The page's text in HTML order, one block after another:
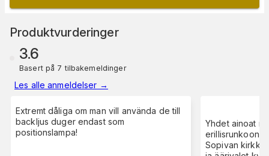
Produktvurderinger
3.6
Basert på 7 tilbakemeldinger
Les alle anmeldelser →
Extremt dåliga om man vill använda de till
backljus duger endast som
positionslampa!
Yhdet ainoat
erillisrunkoon
Sopivan